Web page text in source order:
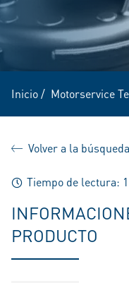
Inicio/ Motorservice
Volver a la búsqueda
Tiempo de lectura:
PRODUCTO